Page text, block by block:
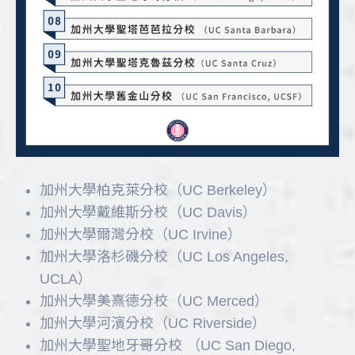
加州大學柏克萊分校（UC Berkeley）
加州大學戴維斯分校（UC Davis）
加州大學爾灣分校（UC Irvine）
加州大學洛杉磯分校（UC Los Angeles,
UCLA）
加州大學美熹德分校（UC Merced）
加州大學河濱分校（UC Riverside）
加州大學聖地牙哥分校 （UC San Diego,